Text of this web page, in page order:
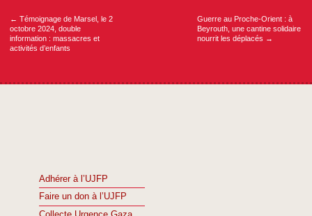
← Témoignage de Marsel, le 2
octobre 2024, double
information : massacres et
activités d’enfants
Guerre au Proche-Orient : à
Beyrouth, une cantine solidaire
nourrit les déplacés →
Adhérer à l’UJFP
Faire un don à l’UJFP